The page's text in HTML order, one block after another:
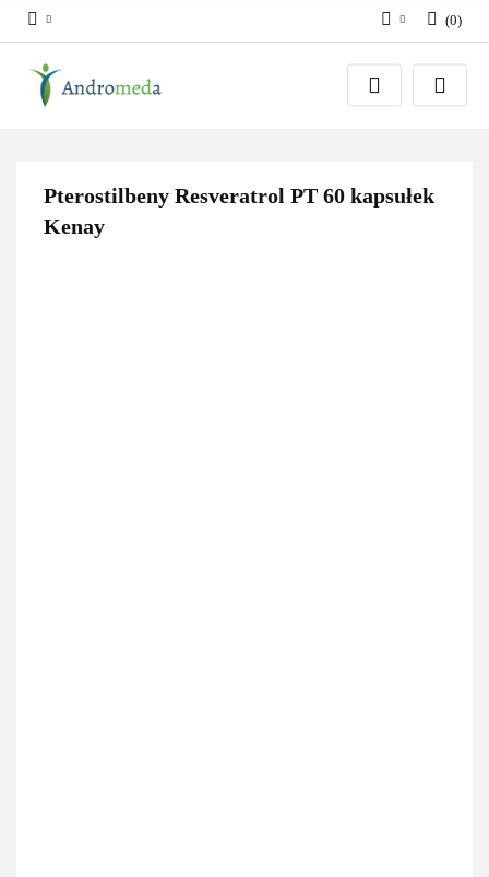
Zarejestruj się
(0)
Pterostilbeny Resveratrol PT 60 kapsułek
Kenay